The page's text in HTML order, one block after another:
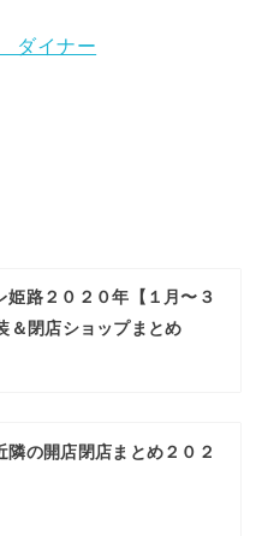
ダイナー
姫路２０２０年【１月〜３
＆閉店ショップまとめ
隣の開店閉店まとめ２０２